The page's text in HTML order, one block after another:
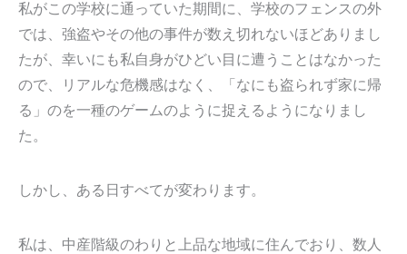
私がこの学校に通っていた期間に、学校のフェンスの外
では、強盗やその他の事件が数え切れないほどありまし
たが、幸いにも私自身がひどい目に遭うことはなかった
ので、リアルな危機感はなく、「なにも盗られず家に帰
る」のを一種のゲームのように捉えるようになりまし
た。
しかし、ある日すべてが変わります。
私は、中産階級のわりと上品な地域に住んでおり、数人